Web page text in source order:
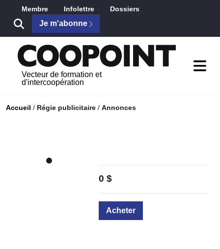
Skip to Main Content
Membre Infolettre Dossiers
Je m'abonne
Vecteur de formation et
d'intercoopération
Accueil / Régie publicitaire / Annonces
0 $
Acheter